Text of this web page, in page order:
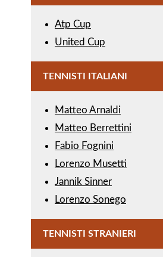
Atp Cup
United Cup
TENNISTI ITALIANI
Matteo Arnaldi
Matteo Berrettini
Fabio Fognini
Lorenzo Musetti
Jannik Sinner
Lorenzo Sonego
TENNISTI STRANIERI